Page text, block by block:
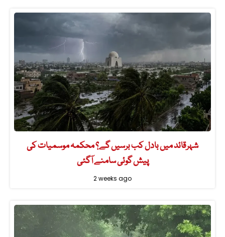
شہرقائد میں بادل کب برسیں گے؟ محکمہ موسمیات کی
پیش گوئی سامنے آگئی
2 weeks ago